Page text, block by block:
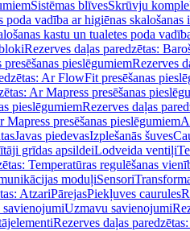
Sistēmas blīvesSkrūvju
poda vadība ar higiēnas skalošanas
kastu un tualetes poda
Rezerves daļas paredzētas:
pieslēgumiemRezerves
Ar FlowFit presēšanas
Ar Mapress presēšanas
pieslēgumiemRezerves daļas
Mapress presēšanas pieslēgumiem
Javas piedevasIzplešanās šuves
grīdas apsildeiLodveida ventiļi
Temperatūras regulēšanas
moduļiSensori
AtzariPārejasPiekļuves caurules
Uzmavu savienojumi
Rezerves daļas